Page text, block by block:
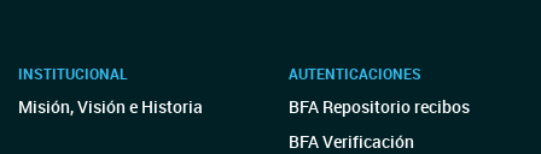
INSTITUCIONAL
Misión, Visión e Historia
AUTENTICACIONES
BFA Repositorio recibos
BFA Verificación